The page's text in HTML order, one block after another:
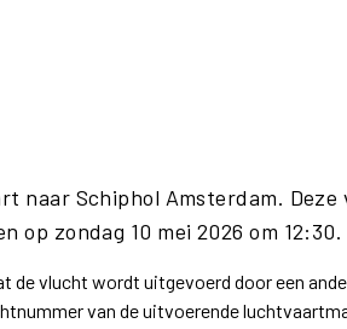
naar Schiphol Amsterdam. Deze
op zondag 10 mei 2026 om 12:30.
de vlucht wordt uitgevoerd door een
van de uitvoerende